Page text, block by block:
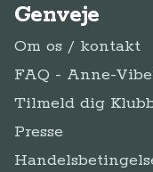
Genveje
Om os / kontakt
FAQ - Anne-
Tilmeld dig
Presse